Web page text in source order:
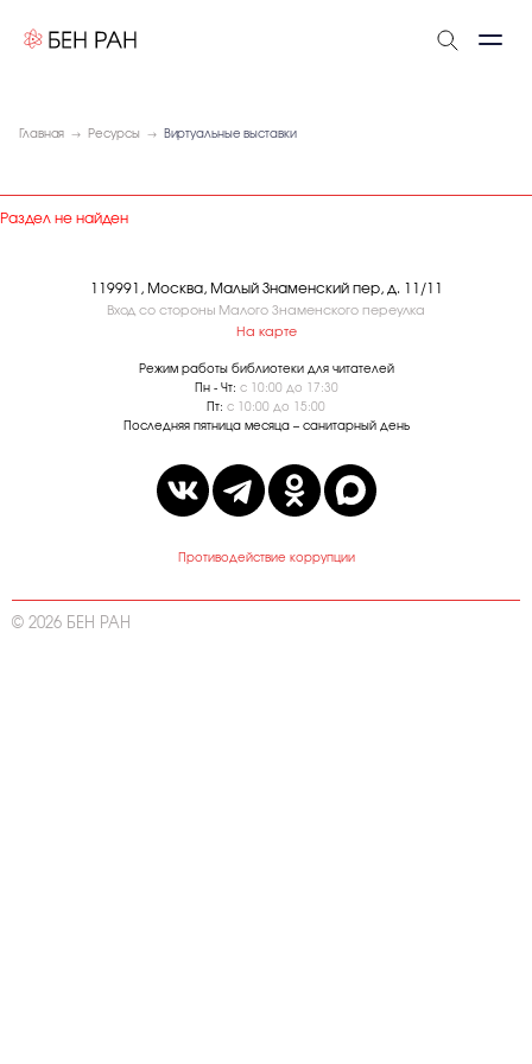
Главная Ресурсы Виртуальные выставки
Раздел не найден
119991, Москва, Малый Знаменский пер, д. 11/11
Вход со стороны Малого Знаменского переулка
На карте
Режим работы библиотеки для читателей
Пн - Чт: с 10:00 до 17:30
Пт: с 10:00 до 15:00
Последняя пятница месяца – санитарный день
Противодействие коррупции
© 2026 БЕН РАН